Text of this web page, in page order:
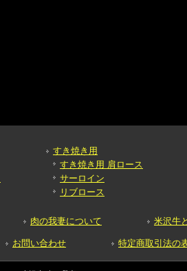
すき焼き用
すき焼き用 肩ロース
サーロイン
リブロース
肉の我妻について 米沢牛
お問い合わせ 特定商取引法の